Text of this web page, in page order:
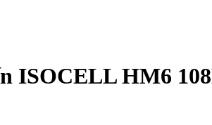
ISOCELL HM6